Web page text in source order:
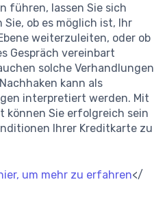
führen, lassen Sie sich
ob es möglich ist, Ihr
weiterzuleiten, oder ob
Gespräch vereinbart
solche Verhandlungen
kann als
interpretiert werden. Mit
können Sie erfolgreich sein
Ihrer Kreditkarte zu
um mehr zu erfahren</